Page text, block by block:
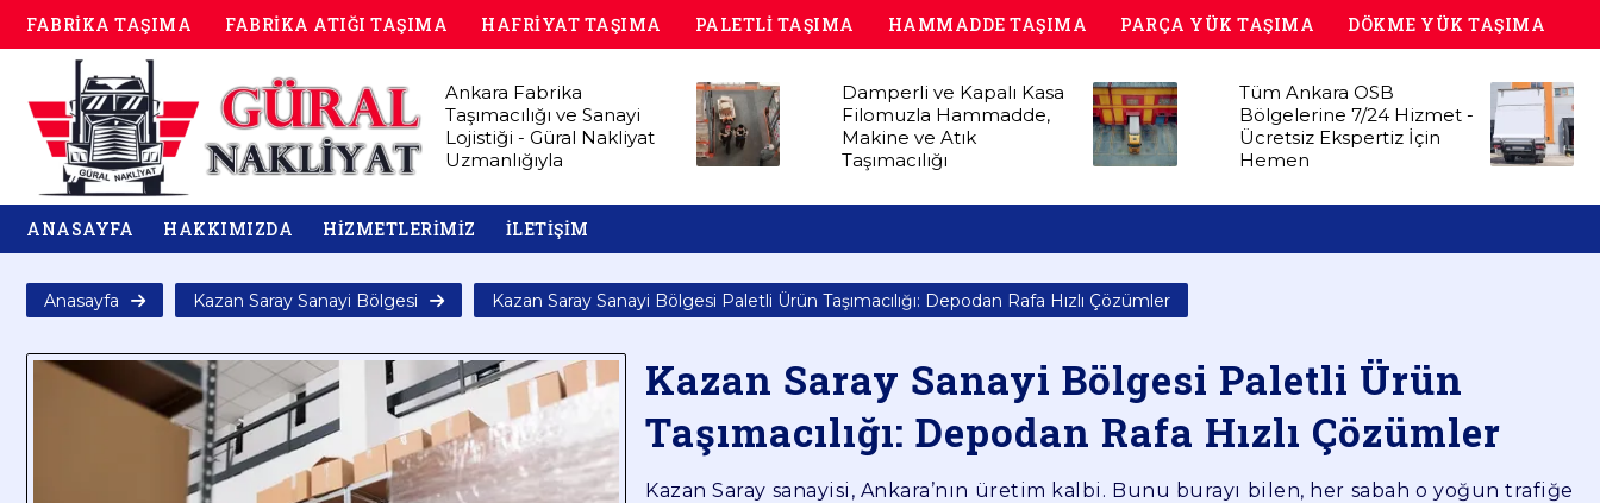
FABRİKA TAŞIMA FABRİKA ATIĞI TAŞIMA HAFRİYAT TAŞIMA PALETLİ TAŞIMA HAMMADDE TAŞIMA PARÇA YÜK TAŞIMA DÖKME YÜK TAŞIMA
Ankara Fabrika
Taşımacılığı ve Sanayi
Lojistiği - Güral Nakliyat
Uzmanlığıyla
Damperli ve Kapalı Kasa
Filomuzla Hammadde,
Makine ve Atık
Taşımacılığı
Tüm Ankara OSB
Bölgelerine 7/24 Hizmet -
Ücretsiz Ekspertiz İçin
Hemen
ANASAYFA HAKKIMIZDA HİZMETLERİMİZ İLETİŞİM
Anasayfa Kazan Saray Sanayi Bölgesi Kazan Saray Sanayi Bölgesi Paletli Ürün Taşımacılığı: Depodan Rafa Hızlı Çözümler
Kazan Saray Sanayi Bölgesi Paletli Ürün
Taşımacılığı: Depodan Rafa Hızlı Çözümler
Kazan Saray sanayisi, Ankara’nın üretim kalbi. Bunu burayı bilen, her sabah o yoğun trafiğe